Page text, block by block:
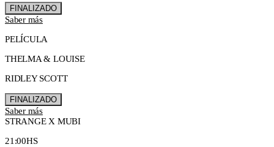
FINALIZADO
Saber más
PELÍCULA
THELMA & LOUISE
RIDLEY SCOTT
FINALIZADO
Saber más
STRANGE X MUBI
21:00HS